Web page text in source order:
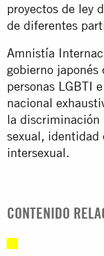
proyectos de ley
de diferentes
Amnistía
gobierno japonés
personas LGBTI
nacional
la discriminación
sexual, identidad
intersexual.
CONTENIDO